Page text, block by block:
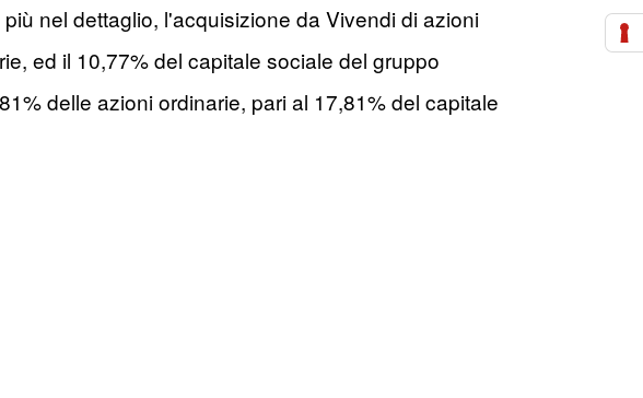
nel dettaglio, l'acquisizione da Vivendi di azioni
ed il 10,77% del capitale sociale del gruppo
delle azioni ordinarie, pari al 17,81% del capitale